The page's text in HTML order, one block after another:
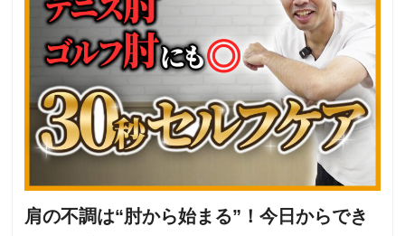
肩の不調は“肘から始まる”！今日からでき